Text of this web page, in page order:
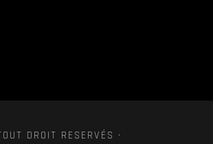
DROIT RESERVÉS ·